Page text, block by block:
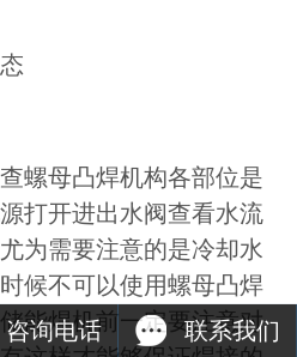
螺母凸焊机构各部位是
打开进出水阀查看水流
为需要注意的是冷却水
候不可以使用螺母凸焊
能焊机前一定要注意对
咨询电话 联系我们